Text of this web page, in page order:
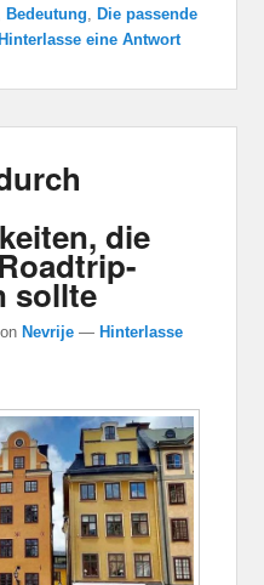
Bedeutung, Die passende
Hinterlasse eine Antwort
die
sollte
Nevrije — Hinterlasse